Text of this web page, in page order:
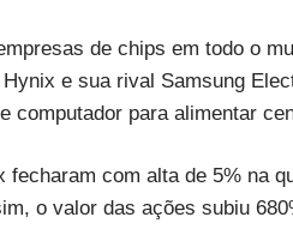
de chips em todo o
e sua rival Samsung
computador para alimentar
fecharam com alta de 5% na
o valor das ações subiu